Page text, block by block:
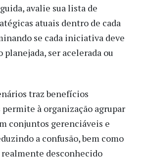
avalie sua lista de
atuais dentro de cada
se cada iniciativa deve
ser acelerada ou
traz benefícios
à organização agrupar
conjuntos gerenciáveis e
a confusão, bem como
realmente desconhecido